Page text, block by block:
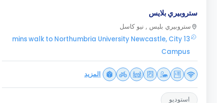
ستروبيري بلايس
ستروبيري بليس , نيو كاسل
13 mins walk to Northumbria University Newcastle, City
Campus
المزيد
استوديو